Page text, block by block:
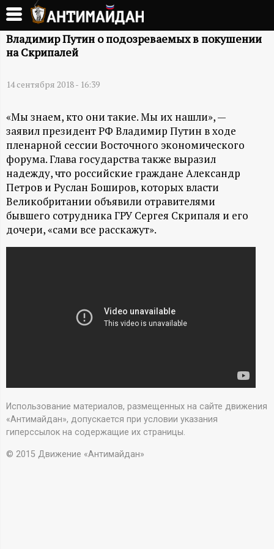
Перейти
основному
содержанию
А
И
М
А
Й
Д
н
ф
о
Владимир Путин о подозреваемых в покушении
на Скрипалей
14 сентября 2018 - 16:39
«Мы знаем, кто они такие. Мы их нашли», —
заявил президент РФ Владимир Путин в ходе
пленарной сессии Восточного экономического
форума. Глава государства также выразил
надежду, что российские граждане Александр
Петров и Руслан Боширов, которых власти
Великобритании объявили отравителями
бывшего сотрудника ГРУ Сергея Скрипаля и его
дочери, «сами все расскажут».
Использование материалов, размещенных на сайте движения
«Антимайдан», допускается при условии указания
гиперссылок на содержащие их страницы.
© 2015 Движение «Антимайдан»